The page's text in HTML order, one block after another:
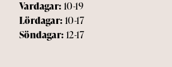
Vardagar:10-19
Lördagar:10-17
Söndagar:12-17